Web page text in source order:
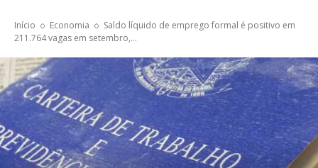
Início Economia
Saldo líquido de emprego formal é positivo em
211.764 vagas em setembro,...